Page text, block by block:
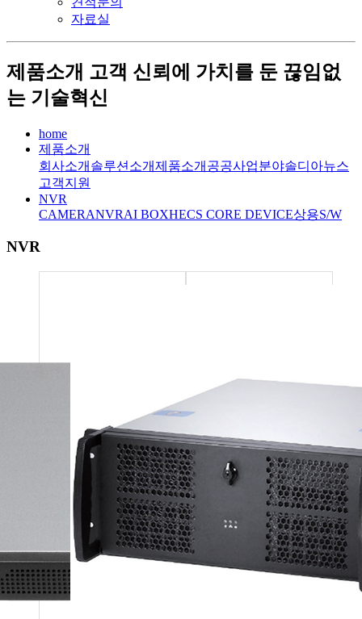
자료실
제품소개 고객 신뢰에 가치를 둔 끊임없
는 기술혁신
home
제품소개
회사소개 솔루션소개제품소개 공공사업분야솔디아뉴스
고객지원
NVR
CAMERANVRAI BOXHECS CORE DEVICE상용S/W
NVR